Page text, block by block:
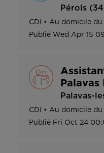
Pérols
CDI • Au domicile
Publié Wed Apr 15
Palavas-
CDI • Au domicile
Publié Fri Oct 24